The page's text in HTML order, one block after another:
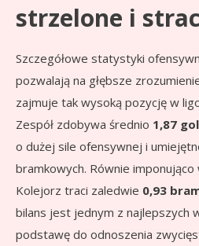
strzelone i
Szczegółowe statystyki
pozwalają na głębsze
zajmuje tak wysoką pozycję w
Zespół zdobywa średnio 1,87
o dużej sile ofensywnej i
bramkowych. Równie
Kolejorz traci zaledwie 0,93
bilans jest jednym z najlepszych
podstawę do odnoszenia